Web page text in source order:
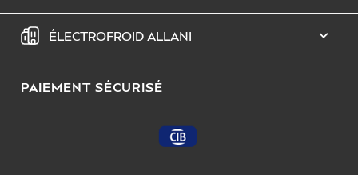
ÉLECTROFROID ALLANI 
PAIEMENT SÉCURISÉ